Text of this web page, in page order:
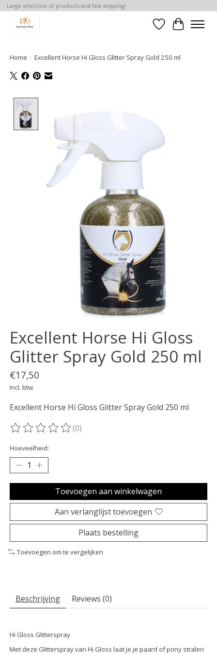
Large selection of products and fast shipping!
Verlanglijst
Home / Excellent Horse Hi Gloss Glitter Spray Gold 250 ml
Excellent Horse Hi Gloss
Glitter Spray Gold 250 ml
€17,50
Incl. btw
Excellent Horse Hi Gloss Glitter Spray Gold 250 ml
De beoordeling van dit product is
(0)
Hoeveelheid:
Toevoegen aan winkelwagen
Aan verlanglijst toevoegen
Plaats bestelling
Toevoegen om te vergelijken
Beschrijving Reviews (0)
Hi Gloss Glitterspray
Met deze Glitterspray van Hi Gloss laat je je paard of pony stralen